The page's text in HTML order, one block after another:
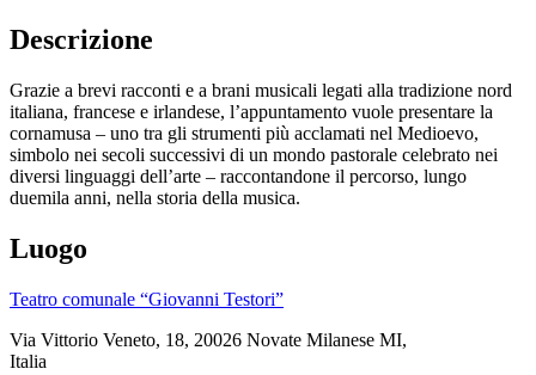
Descrizione
Grazie a brevi racconti e a brani musicali legati alla tradizione nord
italiana, francese e irlandese, l’appuntamento vuole presentare la
cornamusa – uno tra gli strumenti più acclamati nel Medioevo,
simbolo nei secoli successivi di un mondo pastorale celebrato nei
diversi linguaggi dell’arte – raccontandone il percorso, lungo
duemila anni, nella storia della musica.
Luogo
Teatro comunale “Giovanni Testori”
Via Vittorio Veneto, 18, 20026 Novate Milanese MI,
Italia